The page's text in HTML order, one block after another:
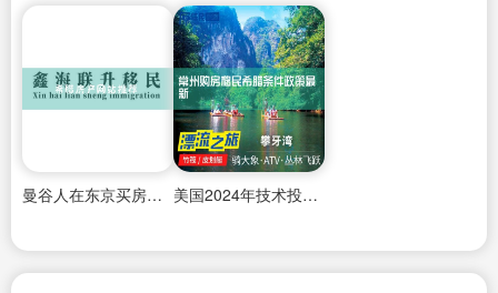
曼谷人在东京买房条件要求 美国2024年技术投资移民政策是什么